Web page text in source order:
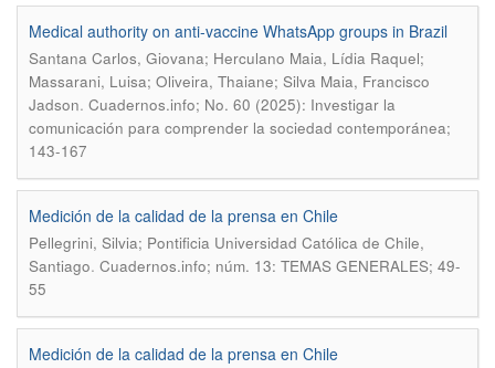
Medical authority on anti-vaccine WhatsApp groups in Brazil
Santana Carlos, Giovana; Herculano Maia, Lídia Raquel;
Massarani, Luisa; Oliveira, Thaiane; Silva Maia, Francisco
Jadson. Cuadernos.info; No. 60 (2025): Investigar la
comunicación para comprender la sociedad contemporánea;
143-167
Medición de la calidad de la prensa en Chile
Pellegrini, Silvia; Pontificia Universidad Católica de Chile,
Santiago. Cuadernos.info; núm. 13: TEMAS GENERALES; 49-
55
Medición de la calidad de la prensa en Chile